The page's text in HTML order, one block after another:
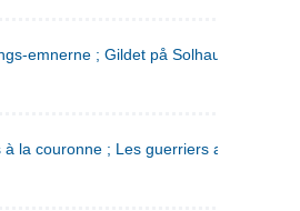
emnerne ; Gildet på Solhaug
la couronne ; Les guerriers a Helgeland